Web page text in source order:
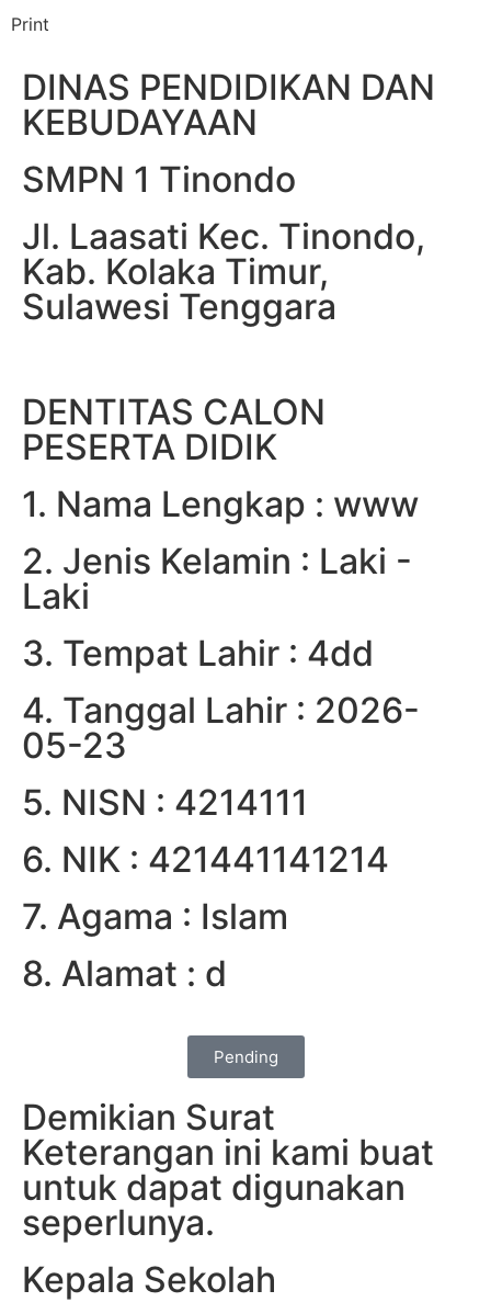
DINAS PENDIDIKAN DAN
KEBUDAYAAN
SMPN 1 Tinondo
Jl. Laasati Kec. Tinondo,
Kab. Kolaka Timur,
Sulawesi Tenggara
DENTITAS CALON
PESERTA DIDIK
1. Nama Lengkap : www
2. Jenis Kelamin : Laki -
Laki
3. Tempat Lahir : 4dd
4. Tanggal Lahir : 2026-
05-23
5. NISN : 4214111
6. NIK : 421441141214
7. Agama : Islam
8. Alamat : d
Pending
Demikian Surat
Keterangan ini kami buat
untuk dapat digunakan
seperlunya.
Kepala Sekolah
Print